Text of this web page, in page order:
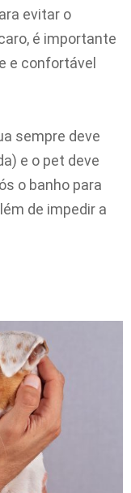
evitar o
é importante
e confortável
sempre deve
e o pet deve
o banho para
de impedir a